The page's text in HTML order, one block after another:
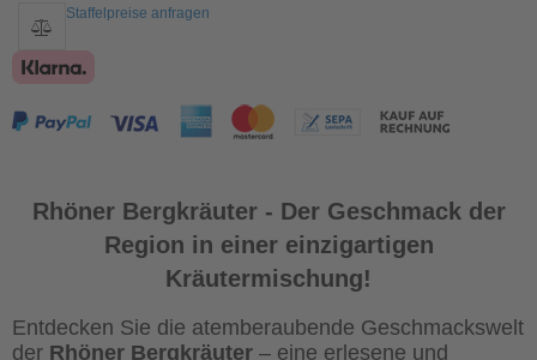
Staffelpreise anfragen
Rhöner Bergkräuter - Der Geschmack der
Region in einer einzigartigen
Kräutermischung!
Entdecken Sie die atemberaubende Geschmackswelt
der Rhöner Bergkräuter – eine erlesene und